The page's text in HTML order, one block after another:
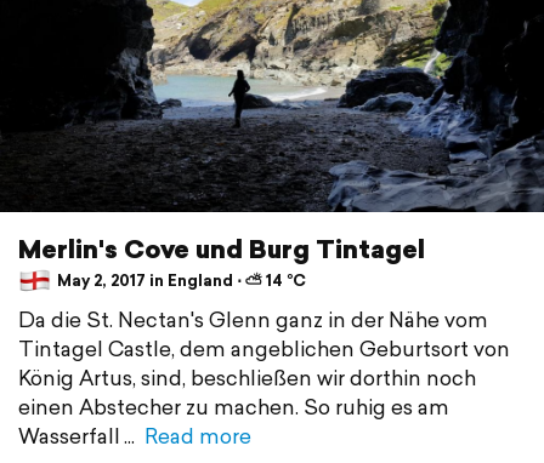
Merlin's Cove und Burg Tintagel
May 2, 2017 in England ⋅ ⛅ 14 °C
Da die St. Nectan's Glenn ganz in der Nähe vom
Tintagel Castle, dem angeblichen Geburtsort von
König Artus, sind, beschließen wir dorthin noch
einen Abstecher zu machen. So ruhig es am
Wasserfall
Read more